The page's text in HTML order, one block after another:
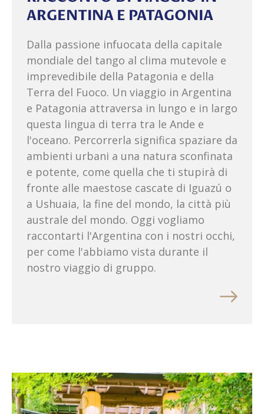
ARGENTINA E PATAGONIA
Dalla passione infuocata della capitale
mondiale del tango al clima mutevole e
imprevedibile della Patagonia e della
Terra del Fuoco. Un viaggio in Argentina
e Patagonia attraversa in lungo e in largo
questa lingua di terra tra le Ande e
l'oceano. Percorrerla significa spaziare da
ambienti urbani a una natura sconfinata
e potente, come quella che ti stupirà di
fronte alle maestose cascate di Iguazú o
a Ushuaia, la fine del mondo, la città più
australe del mondo. Oggi vogliamo
raccontarti l'Argentina con i nostri occhi,
per come l'abbiamo vista durante il
nostro viaggio di gruppo.